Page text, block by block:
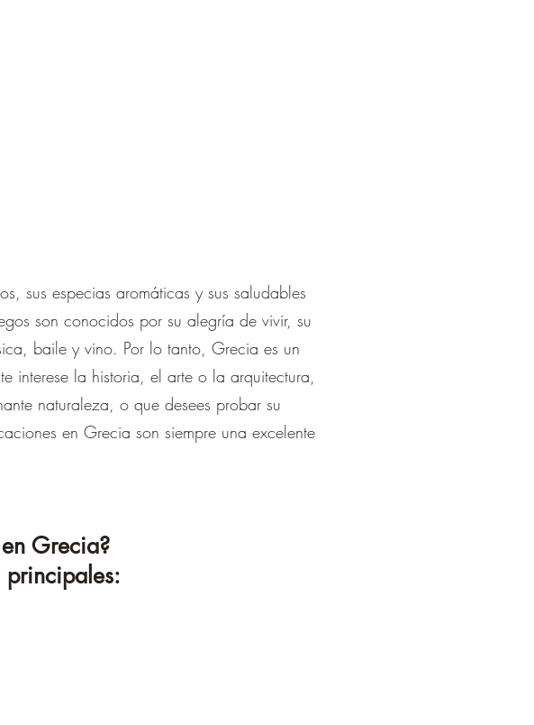
sus especias aromáticas y sus saludables
son conocidos por su alegría de vivir, su
baile y vino. Por lo tanto, Grecia es un
interese la historia, el arte o la arquitectura,
naturaleza, o que desees probar su
en Grecia son siempre una excelente
Grecia?
principales: